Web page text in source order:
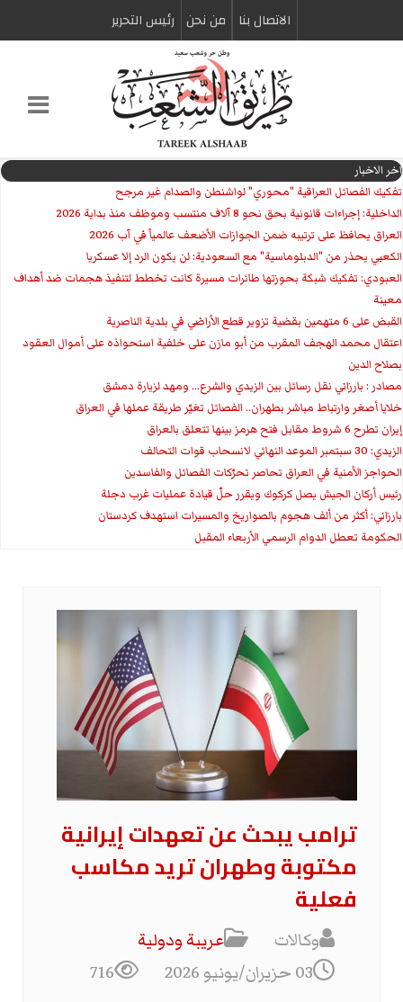
الاتصال بنا من نحن رئیس التحریر
اخر الاخبار
تفكيك الفصائل العراقية "محوري" لواشنطن والصدام غير مرجح
الداخلية: إجراءات قانونية بحق نحو 8 آلاف منتسب وموظف منذ بداية 2026
العراق يحافظ على ترتيبه ضمن الجوازات الأضعف عالمياً في آب 2026
الكعبي يحذر من "الدبلوماسية" مع السعودية: لن يكون الرد إلا عسكريا
العبودي: تفكيك شبكة بحوزتها طائرات مسيرة كانت تخطط لتنفيذ هجمات ضد أهداف
معينة
القبض على 6 متهمين بقضية تزوير قطع الأراضي في بلدية الناصرية
اعتقال محمد الهجف المقرب من أبو مازن على خلفية استحواذه على أموال العقود
بصلاح الدين
مصادر : بارزاني نقل رسائل بين الزيدي والشرع... ومهد لزيارة دمشق
خلايا أصغر وارتباط مباشر بطهران.. الفصائل تغيّر طريقة عملها في العراق
إيران تطرح 6 شروط مقابل فتح هرمز بينها تتعلق بالعراق
الزيدي: 30 سبتمبر الموعد النهائي لانسحاب قوات التحالف
الحواجز الأمنية في العراق تحاصر تحرّكات الفصائل والفاسدين
رئيس أركان الجيش يصل كركوك ويقرر حلّ قيادة عمليات غرب دجلة
بارزاني: أكثر من ألف هجوم بالصواريخ والمسيرات استهدف كردستان
الحكومة تعطل الدوام الرسمي الأربعاء المقبل
ترامب يبحث عن تعهدات إيرانية
مكتوبة وطهران تريد مكاسب
فعلية
وكالات
عریبة ودولیة
03 حزيران/يونيو 2026
716